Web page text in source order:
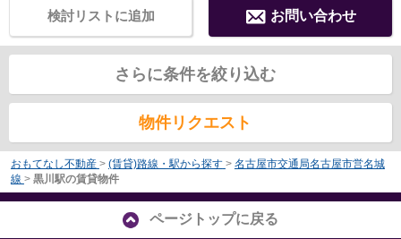
お問い合わせ
検討リストに追加
さらに条件を絞り込む
物件リクエスト
おもてなし不動産 > (賃貸)路線・駅から探す > 名古屋市交通局名古屋市営名城
線 > 黒川駅の賃貸物件
ページトップに戻る